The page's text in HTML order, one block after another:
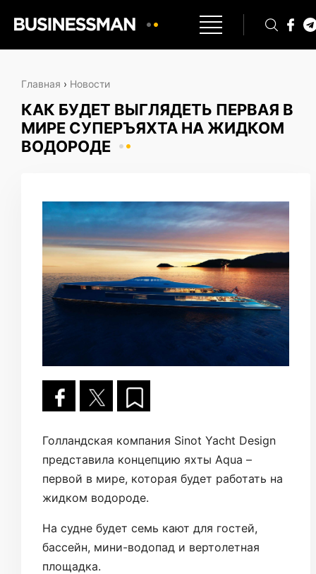
Главная › Новости
КАК БУДЕТ ВЫГЛЯДЕТЬ ПЕРВАЯ В
МИРЕ СУПЕРЪЯХТА НА ЖИДКОМ
ВОДОРОДЕ
Голландская компания Sinot Yacht Design
представила концепцию яхты Aqua –
первой в мире, которая будет работать на
жидком водороде.
На судне будет семь кают для гостей,
бассейн, мини-водопад и вертолетная
площадка.